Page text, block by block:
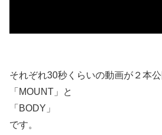
それぞれ30秒くらいの動画が２本公
「MOUNT」と
「BODY」
です。